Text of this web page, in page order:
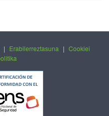
| Erabilerreztasuna | Cookiei